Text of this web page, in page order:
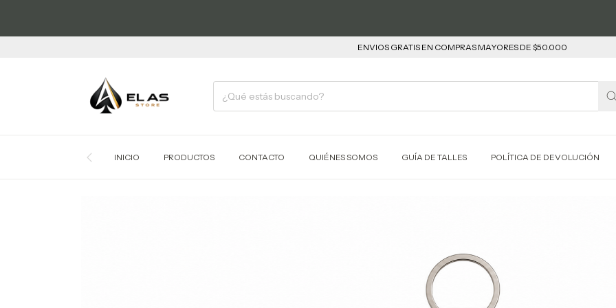
ENVIOS GRATIS EN COMPRAS MAYORES DE $50.000
INICIO PRODUCTOS CONTACTO QUIÉNES SOMOS GUÍA DE TALLES POLÍTICA DE DEVOLUCIÓN